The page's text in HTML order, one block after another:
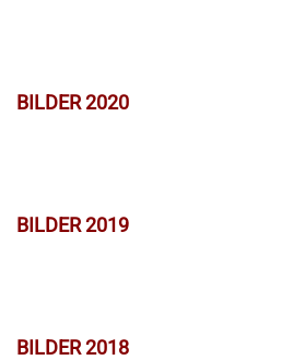
BILDER 2020
BILDER 2019
BILDER 2018